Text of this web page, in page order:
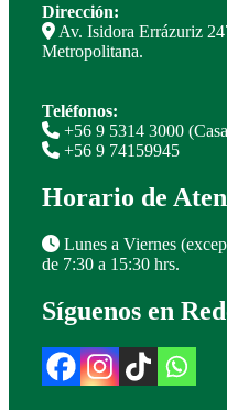
Dirección:
Av. Isidora Errázuriz
Metropolitana.
Teléfonos:
+56 9 5314 3000
+56 9 74159945
Horario de
Lunes a Viernes
de 7:30 a 15:30 hrs.
Síguenos en